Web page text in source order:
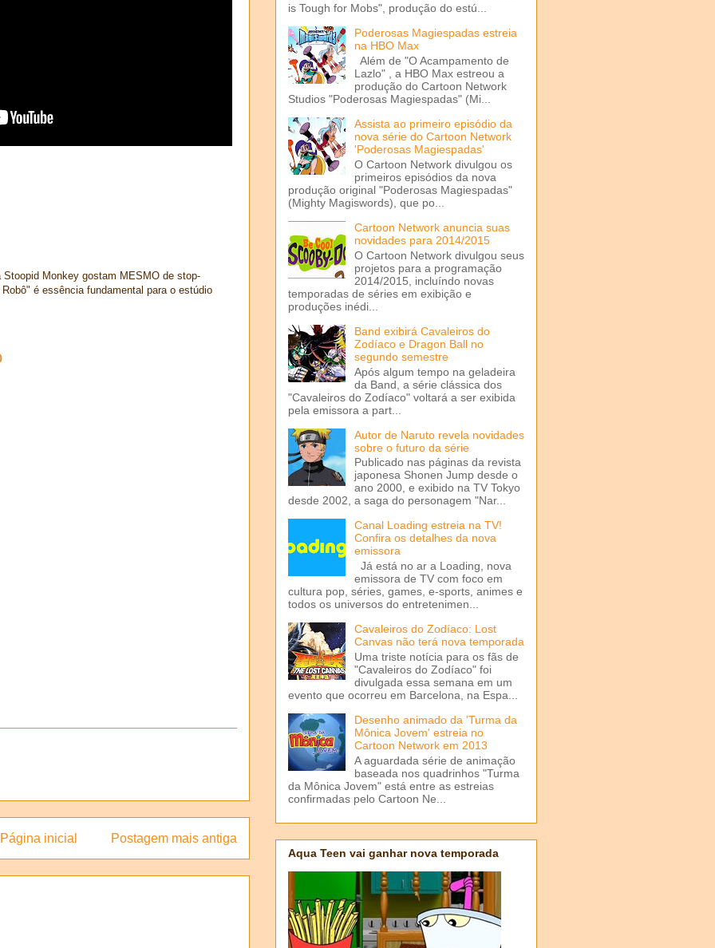
Monkey gostam MESMO de stop-
é essência fundamental para o estúdio
Postagem mais antiga
Página inicial
is Tough for Mobs", produção do estú...
Poderosas Magiespadas estreia
na HBO Max
Além de "O Acampamento de
Lazlo" , a HBO Max estreou a
produção do Cartoon Network
Studios "Poderosas Magiespadas" (Mi...
Assista ao primeiro episódio da
nova série do Cartoon Network
'Poderosas Magiespadas'
O Cartoon Network divulgou os
primeiros episódios da nova
produção original "Poderosas Magiespadas"
(Mighty Magiswords), que po...
Cartoon Network anuncia suas
novidades para 2014/2015
O Cartoon Network divulgou seus
projetos para a programação
2014/2015, incluíndo novas
temporadas de séries em exibição e
produções inédi...
Band exibirá Cavaleiros do
Zodíaco e Dragon Ball no
segundo semestre
Após algum tempo na geladeira
da Band, a série clássica dos
"Cavaleiros do Zodíaco" voltará a ser exibida
pela emissora a part...
Autor de Naruto revela novidades
sobre o futuro da série
Publicado nas páginas da revista
japonesa Shonen Jump desde o
ano 2000, e exibido na TV Tokyo
desde 2002, a saga do personagem "Nar...
Canal Loading estreia na TV!
Confira os detalhes da nova
emissora
Já está no ar a Loading, nova
emissora de TV com foco em
cultura pop, séries, games, e-sports, animes e
todos os universos do entretenimen...
Cavaleiros do Zodíaco: Lost
Canvas não terá nova temporada
Uma triste notícia para os fãs de
"Cavaleiros do Zodíaco" foi
divulgada essa semana em um
evento que ocorreu em Barcelona, na Espa...
Desenho animado da 'Turma da
Mônica Jovem' estreia no
Cartoon Network em 2013
A aguardada série de animação
baseada nos quadrinhos "Turma
da Mônica Jovem" está entre as estreias
confirmadas pelo Cartoon Ne...
Aqua Teen vai ganhar nova temporada